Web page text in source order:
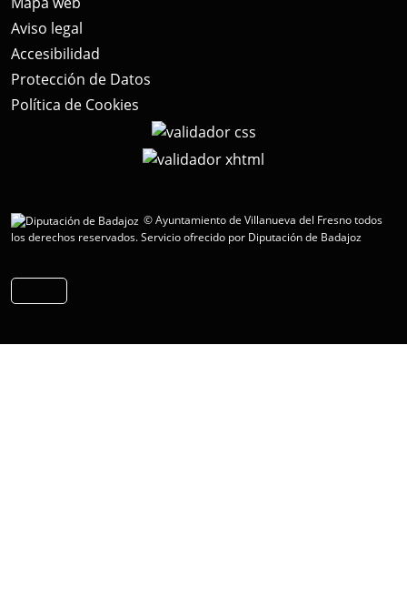
Aviso legal
Accesibilidad
Protección de Datos
Política de Cookies
© Ayuntamiento de Villanueva del Fresno todos
los derechos reservados.Servicio ofrecido por Diputación de Badajoz